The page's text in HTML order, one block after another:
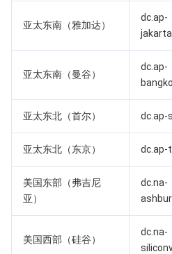
私有连接
弹性公网 IP
全球应用加速
数据湖计算
腾讯云数据仓库 TCHouse-C
腾讯云数据仓库 TCHouse-D
腾讯云数据仓库 TCHouse-P
数据开发治理平台 WeData
语音识别
机器翻译
文字识别
人脸融合
人脸核身
腾讯云大模型训推平台TI-ONE
智能音乐平台
腾讯大模型
腾讯云智能体开发平台
知识引擎原子能力
大模型图像创作引擎
大模型视频创作引擎
物联网通信
消息队列
消息队列 CKafka 版
消息队列 RocketMQ 版
通信服务
短信
实时互动
亚太东南（雅加达）
dc.ap-
亚太东南（曼谷）
dc.ap-
亚太东北（首尔） dc.ap-
亚太东北（东京） dc.ap-
美国东部（弗吉尼
亚）
dc.na-
美国西部（硅谷）
dc.na-